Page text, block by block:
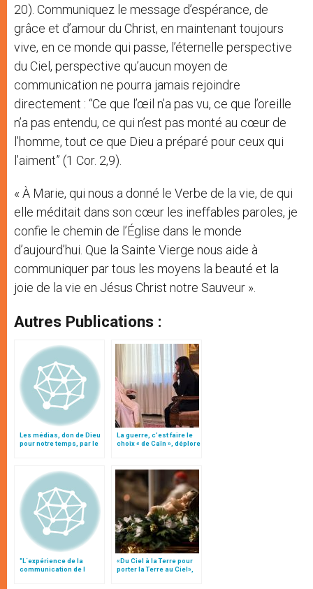
20). Communiquez le message d’espérance, de
grâce et d’amour du Christ, en maintenant toujours
vive, en ce monde qui passe, l’éternelle perspective
du Ciel, perspective qu’aucun moyen de
communication ne pourra jamais rejoindre
directement : “Ce que l’œil n’a pas vu, ce que l’oreille
n’a pas entendu, ce qui n’est pas monté au cœur de
l’homme, tout ce que Dieu a préparé pour ceux qui
l’aiment” (1 Cor. 2,9).
« À Marie, qui nous a donné le Verbe de la vie, de qui
elle méditait dans son cœur les ineffables paroles, je
confie le chemin de l’Église dans le monde
d’aujourd’hui. Que la Sainte Vierge nous aide à
communiquer par tous les moyens la beauté et la
joie de la vie en Jésus Christ notre Sauveur ».
Autres Publications :
Les médias, don de Dieu
pour notre temps, par le
La guerre, c’est faire le
choix « de Caïn », déplore
"L´expérience de la
communication de l
«Du Ciel à la Terre pour
porter la Terre au Ciel»,